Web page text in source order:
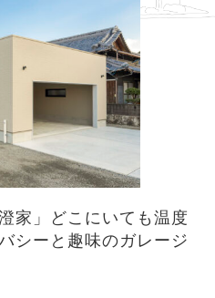
家」どこにいても温度
シーと趣味のガレージ